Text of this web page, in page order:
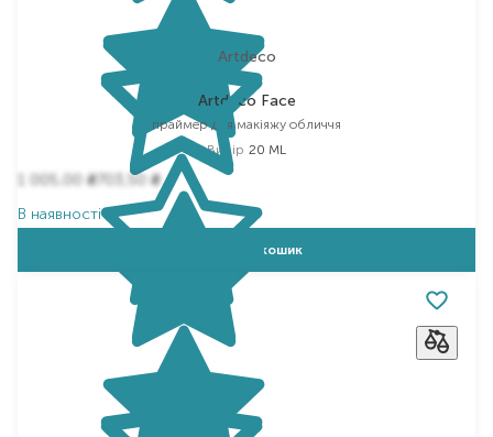
Artdeco
Artdeco Face
праймер для макіяжу обличчя
Вибір 20 ML
1 005,00₴ 703,50₴
В наявності
Додати в кошик